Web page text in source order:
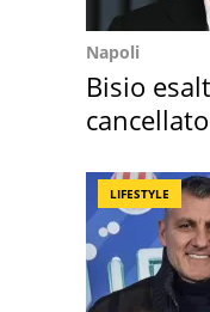
Napoli
Bisio
LIFESTYLE